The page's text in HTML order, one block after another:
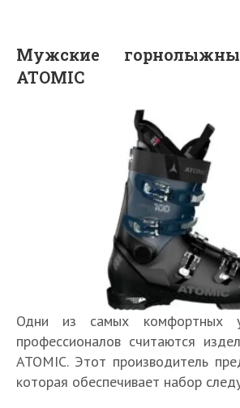
Мужские
ATOMIC
Одни из самых комфортных
профессионалов считаются
ATOMIC. Этот производитель
которая обеспечивает набор